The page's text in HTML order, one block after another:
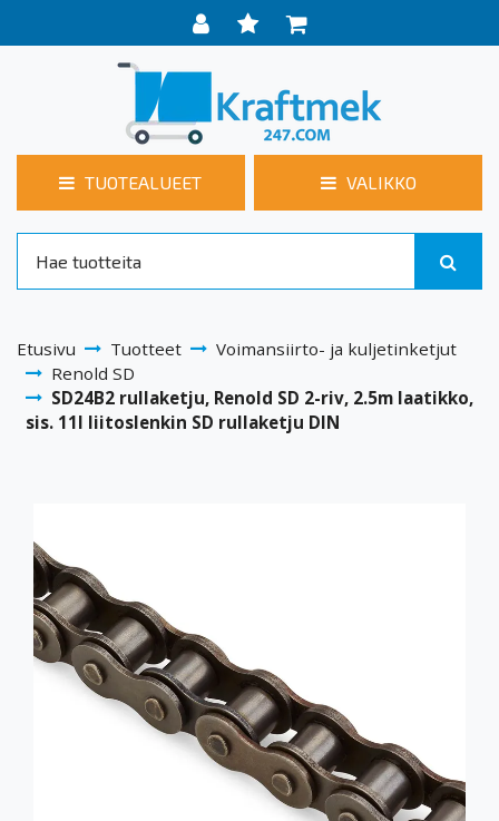
TUOTEALUEET VALIKKO
Etusivu Tuotteet
Voimansiirto- ja kuljetinketjut
Renold SD
SD24B2 rullaketju, Renold SD 2-riv, 2.5m laatikko,
sis. 11I liitoslenkin SD rullaketju DIN